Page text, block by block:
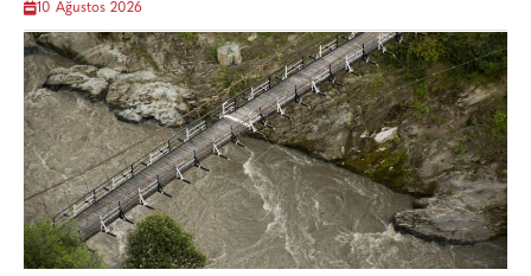
10 Ağustos 2026